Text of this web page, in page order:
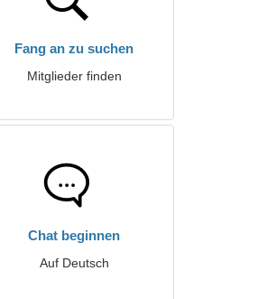
Fang an zu suchen
Mitglieder finden
Chat beginnen
Auf Deutsch